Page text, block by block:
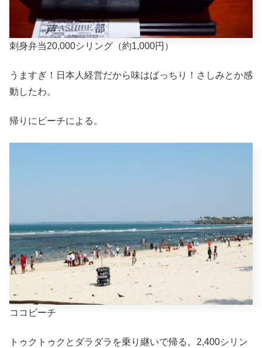
刺身弁当20,000シリング（約1,000円）
うますぎ！日本人経営だから味はばっちり！さしみとか感
動したわ。
帰りにビーチによる。
ココビーチ
トゥクトゥクとダラダラを乗り継いで帰る。2,400シリン